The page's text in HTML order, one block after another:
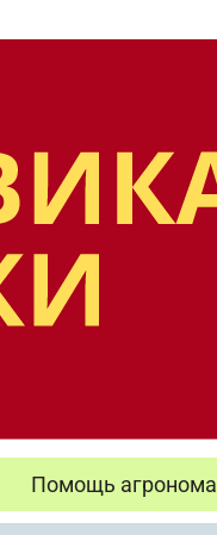
Помощь агронома